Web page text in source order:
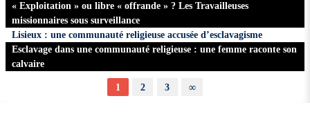
« Exploitation » ou libre « offrande » ? Les Travailleuses
missionnaires sous surveillance
Lisieux : une communauté religieuse accusée d’esclavagisme
Esclavage dans une communauté religieuse : une femme raconte son
calvaire
1 2 3 ∞